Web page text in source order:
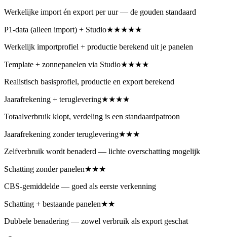
Werkelijke import én export per uur — de gouden standaard
P1-data (alleen import) + Studio★★★★★
Werkelijk importprofiel + productie berekend uit je panelen
Template + zonnepanelen via Studio★★★★
Realistisch basisprofiel, productie en export berekend
Jaarafrekening + teruglevering★★★★
Totaalverbruik klopt, verdeling is een standaardpatroon
Jaarafrekening zonder teruglevering★★★
Zelfverbruik wordt benaderd — lichte overschatting mogelijk
Schatting zonder panelen★★★
CBS-gemiddelde — goed als eerste verkenning
Schatting + bestaande panelen★★
Dubbele benadering — zowel verbruik als export geschat